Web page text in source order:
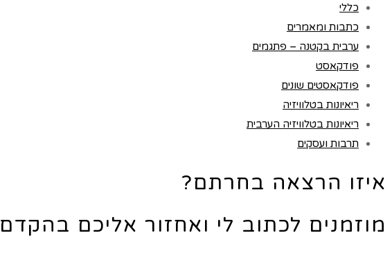
כללי
כתבות ומאמרים
ערבית בקטנה – פתגמים
פודקאסט
פודקאסטים שונים
ריאיונות בטלוויזיה
ריאיונות בטלוויזיה הערבית
תרבות ועסקים
איזו הרצאה בחרתם?
מוזמנים לכתוב לי ואחזור אליכם בהקדם